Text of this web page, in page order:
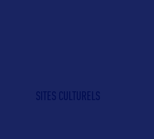
SITES CULTURELS